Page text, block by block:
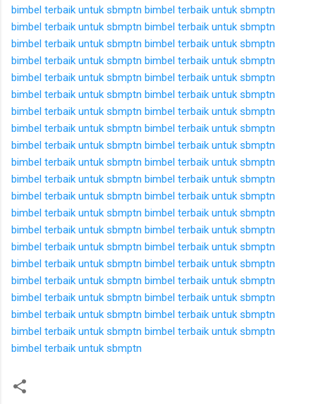
bimbel terbaik untuk sbmptn bimbel terbaik untuk sbmptn
bimbel terbaik untuk sbmptn bimbel terbaik untuk sbmptn
bimbel terbaik untuk sbmptn bimbel terbaik untuk sbmptn
bimbel terbaik untuk sbmptn bimbel terbaik untuk sbmptn
bimbel terbaik untuk sbmptn bimbel terbaik untuk sbmptn
bimbel terbaik untuk sbmptn bimbel terbaik untuk sbmptn
bimbel terbaik untuk sbmptn bimbel terbaik untuk sbmptn
bimbel terbaik untuk sbmptn bimbel terbaik untuk sbmptn
bimbel terbaik untuk sbmptn bimbel terbaik untuk sbmptn
bimbel terbaik untuk sbmptn bimbel terbaik untuk sbmptn
bimbel terbaik untuk sbmptn bimbel terbaik untuk sbmptn
bimbel terbaik untuk sbmptn bimbel terbaik untuk sbmptn
bimbel terbaik untuk sbmptn bimbel terbaik untuk sbmptn
bimbel terbaik untuk sbmptn bimbel terbaik untuk sbmptn
bimbel terbaik untuk sbmptn bimbel terbaik untuk sbmptn
bimbel terbaik untuk sbmptn bimbel terbaik untuk sbmptn
bimbel terbaik untuk sbmptn bimbel terbaik untuk sbmptn
bimbel terbaik untuk sbmptn bimbel terbaik untuk sbmptn
bimbel terbaik untuk sbmptn bimbel terbaik untuk sbmptn
bimbel terbaik untuk sbmptn bimbel terbaik untuk sbmptn
bimbel terbaik untuk sbmptn